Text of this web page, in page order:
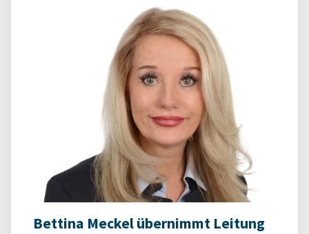
Bettina Meckel übernimmt Leitung